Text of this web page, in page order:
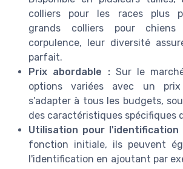
colliers pour les races plus
grands colliers pour
corpulence, leur diversité
parfait.
Prix abordable :Sur le
options variées avec un
s’adapter à tous les budgets,
des caractéristiques spécifiques
Utilisation pour l'identification
fonction initiale, ils peuvent
l'identification en ajoutant par